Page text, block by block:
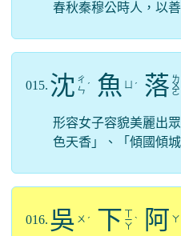
春秋秦穆公時人，以
015. 沈 ㄔ
ㄣ ˊ 魚 ˊ 落 ㄌ
ㄨ
ㄛ
形容女子容貌美麗出
色天香」、「傾國傾
016. 吳 ㄨ ˊ 下 ㄧ
ㄚ
ˋ 阿 ㄚ